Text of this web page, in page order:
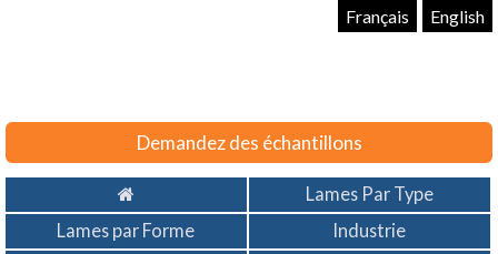
English
Français
Lames Par Type
Lames par Forme
Industrie
Demandez des échantillons